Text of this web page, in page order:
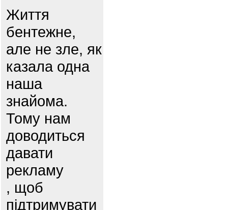
Життя
бентежне,
але не зле, як
казала одна
наша
знайома.
Тому нам
доводиться
давати
рекламу
, щоб
підтримувати